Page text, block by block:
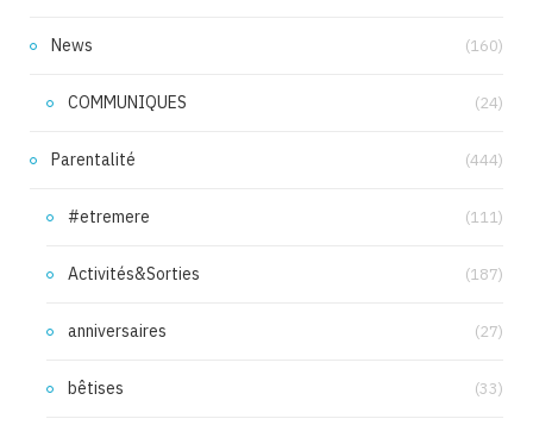
News (160)
COMMUNIQUES (24)
Parentalité (444)
#etremere (111)
Activités&Sorties (187)
anniversaires (27)
bêtises (33)